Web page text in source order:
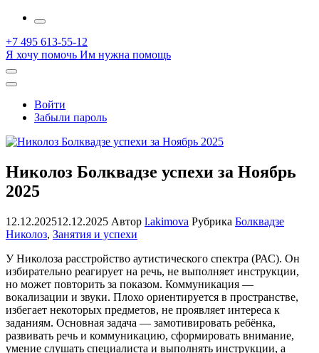
More
+7 495 613-55-12
Я хочу помочь Им нужна помощь
Открыть
поиск
Профиль
Войти
Забыли пароль
Николоз Болквадзе успехи за Ноябрь
2025
12.12.202512.12.2025 Автор l.akimova Рубрика Болквадзе
Николоз, Занятия и успехи
У Николоза расстройство аутистического спектра (РАС). Он
избирательно реагирует на речь, не выполняет инструкции,
но может повторить за показом. Коммуникация —
вокализации и звуки. Плохо ориентируется в пространстве,
избегает некоторых предметов, не проявляет интереса к
заданиям. Основная задача — замотивировать ребёнка,
развивать речь и коммуникацию, сформировать внимание,
умение слушать специалиста и выполнять инструкции, а